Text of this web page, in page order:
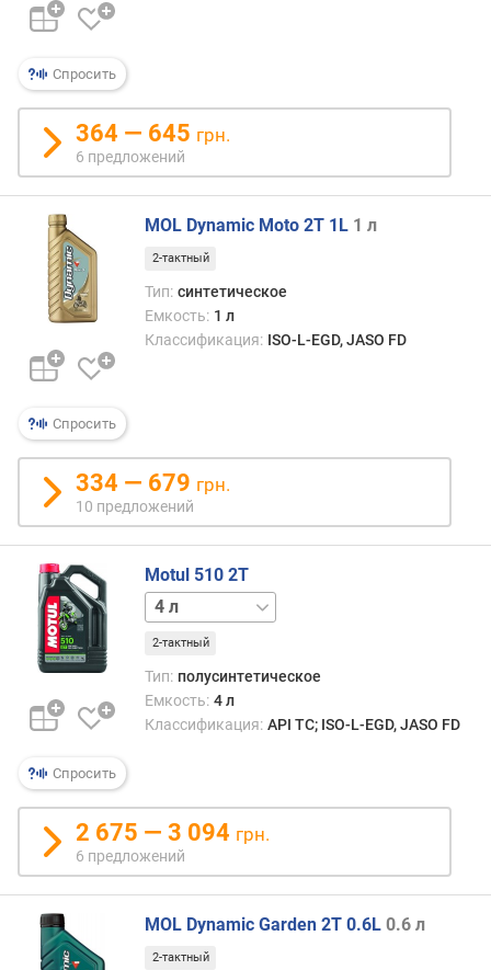
о
г
и
х
к
д
е
ш
е
в
ы
м
п
о
т
з
ы
в
а
м
п
о
д
а
е
д
б
а
л
н
и
я
Спросить
364 — 645 грн.
6 предложений
Спросить
MOL Dynamic Moto 2T 1L 1 л
2-тактный
Тип: синтетическое
Емкость: 1 л
Классификация: ISO-L-EGD, JASO FD
334 — 679 грн.
10 предложений
Спросить
Motul 510 2T
1 л
2-тактный
Тип: полусинтетическое
Емкость: 4 л
Классификация: API TC; ISO-L-EGD, JASO FD
2 675 — 3 094 грн.
6 предложений
MOL Dynamic Garden 2T 0.6L 0.6 л
2-тактный